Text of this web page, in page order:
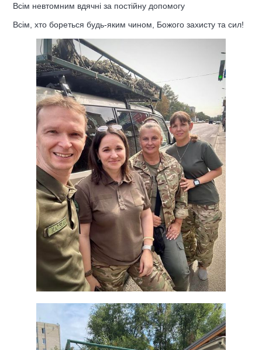
Всім невтомним вдячні за постійну допомогу
Всім, хто бореться будь-яким чином, Божого захисту та сил!